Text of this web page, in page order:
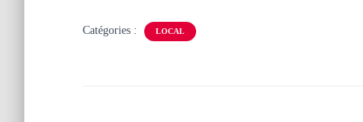
Catégories : LOCAL